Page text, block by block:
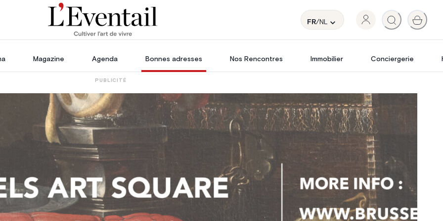
FR/NL
Magazine Agenda Bonnes adresses Nos Rencontres Immobilier Conciergerie
PUBLICITÉ